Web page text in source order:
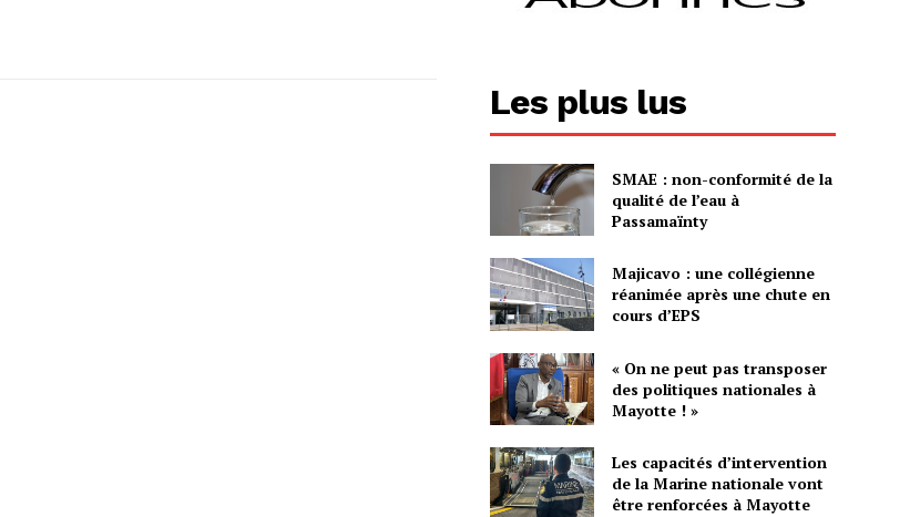
Les plus lus
SMAE : non-conformité de la
qualité de l’eau à
Passamaïnty
Majicavo : une collégienne
réanimée après une chute en
cours d’EPS
« On ne peut pas transposer
des politiques nationales à
Mayotte ! »
Les capacités d’intervention
de la Marine nationale vont
être renforcées à Mayotte